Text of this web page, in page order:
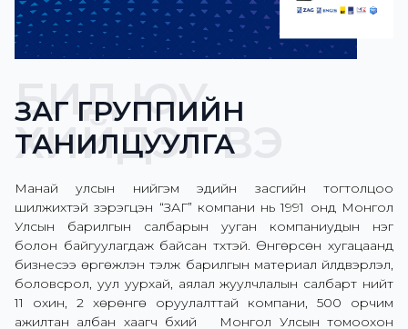
БИД ЮУ
ХИЙДЭГ ВЭ
ЗАГ ГРУППИЙН
ТАНИЛЦУУЛГА
Манай улсын нийгэм эдийн засгийн тогтолцоо
шилжихтэй зэрэгцэн “ЗАГ” компани нь 1991 онд Монгол
Улсын барилгын салбарын ууган компаниудын нэг
болон байгуулагдаж байсан түүхтэй. Өнгөрсөн хугацаанд
бизнесээ өргөжүүлэн тэлж барилгын материал үйлдвэрлэл,
боловсрол, уул уурхай, аялал жуулчлалын салбарт нийт
11 охин, 2 хөрөнгө оруулалттай компани, 500 орчим
ажилтан албан хаагч бүхий Монгол Улсын томоохон